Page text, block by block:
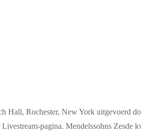
Hall, Rochester, New York uitgevoerd
pagina. Mendelssohns Zesde